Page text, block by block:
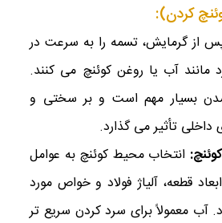
کردن):
از گرمایش، تسمه را به سرعت در
آب یا روغن کوئنچ می ‌کنند.
بسیار مهم است و بر سختی و
تأثیر می ‌گذارد.
: انتخاب محیط کوئنچ به عوامل
قطعه، آلیاژ فولاد و خواص مورد
آب معمولاً برای سرد کردن سریع‌ تر